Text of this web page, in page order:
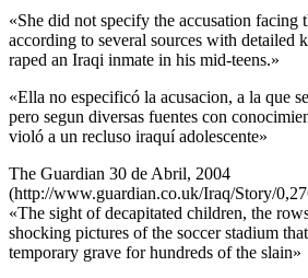
«She did not specify the accusation facing
according to several sources with detailed
raped an Iraqi inmate in his mid-teens.»
«Ella no especificó la acusacion, a la que
pero segun diversas fuentes con
violó a un recluso iraquí adolescente»
The Guardian 30 de Abril, 2004
(http://www.guardian.co.uk/Iraq/Story/
«The sight of decapitated children, the
shocking pictures of the soccer stadium
temporary grave for hundreds of the slain»